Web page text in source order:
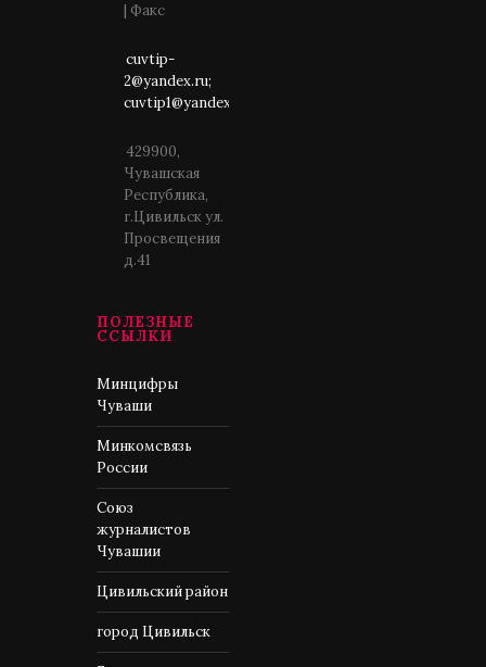
| Факс
cuvtip-
2@yandex.ru;
cuvtip1@yandex.ru
429900,
Чувашская
Республика,
г.Цивильск ул.
Просвещения
д.41
ПОЛЕЗНЫЕ
ССЫЛКИ
Минцифры
Чуваши
Минкомсвязь
России
Союз
журналистов
Чувашии
Цивильский район
город Цивильск